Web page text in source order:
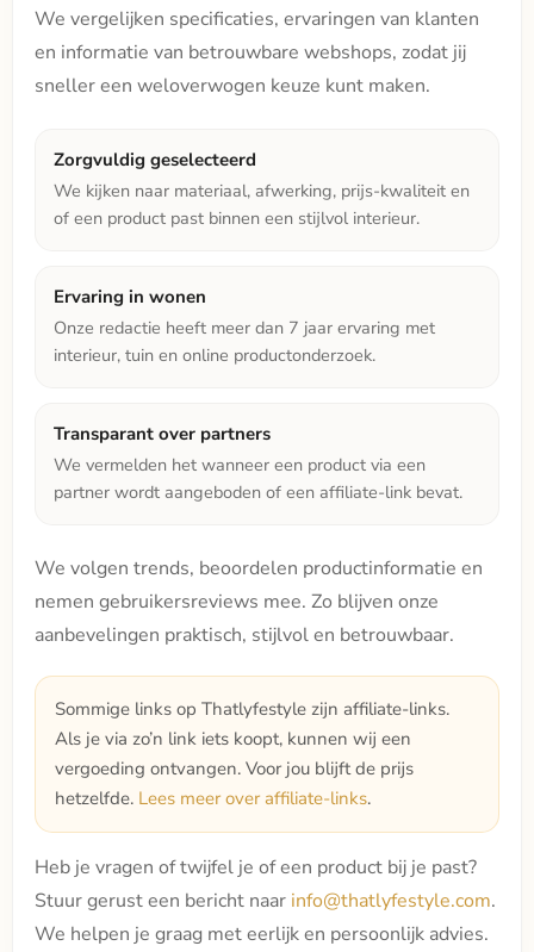
We vergelijken specificaties, ervaringen van klanten
en informatie van betrouwbare webshops, zodat jij
sneller een weloverwogen keuze kunt maken.
Zorgvuldig geselecteerd
We kijken naar materiaal, afwerking, prijs-kwaliteit en
of een product past binnen een stijlvol interieur.
Ervaring in wonen
Onze redactie heeft meer dan 7 jaar ervaring met
interieur, tuin en online productonderzoek.
Transparant over partners
We vermelden het wanneer een product via een
partner wordt aangeboden of een affiliate-link bevat.
We volgen trends, beoordelen productinformatie en
nemen gebruikersreviews mee. Zo blijven onze
aanbevelingen praktisch, stijlvol en betrouwbaar.
Sommige links op Thatlyfestyle zijn affiliate-links.
Als je via zo’n link iets koopt, kunnen wij een
vergoeding ontvangen. Voor jou blijft de prijs
hetzelfde. Lees meer over affiliate-links.
Heb je vragen of twijfel je of een product bij je past?
Stuur gerust een bericht naar info@thatlyfestyle.com.
We helpen je graag met eerlijk en persoonlijk advies.